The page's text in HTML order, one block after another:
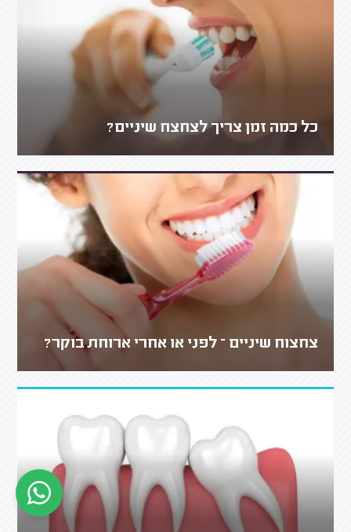
כל כמה זמן צריך לצחצח שיניים?
צחצוח שיניים – לפני או אחרי ארוחת בוקר?